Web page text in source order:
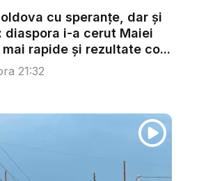
cu speranțe, dar și
diaspora i-a cerut Maiei
rapide și rezultate co...
21:32